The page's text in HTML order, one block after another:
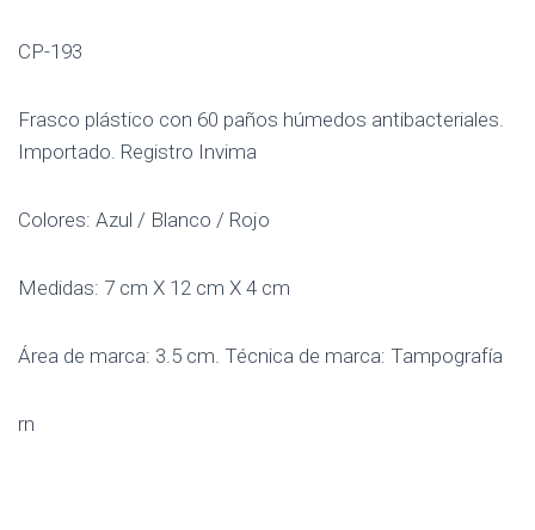
CP-193
Frasco plástico con 60 paños húmedos antibacteriales.
Importado. Registro Invima
Colores: Azul / Blanco / Rojo
Medidas: 7 cm X 12 cm X 4 cm
Área de marca: 3.5 cm. Técnica de marca: Tampografía
rn